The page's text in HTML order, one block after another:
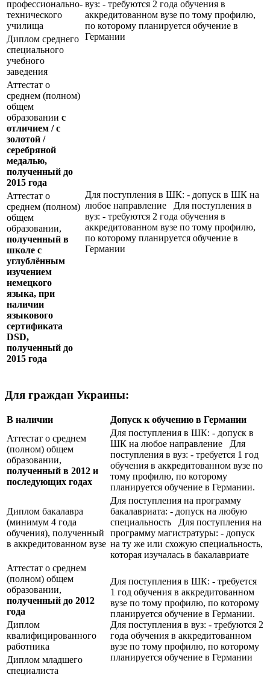
вуз: - требуются 2 года обучения в
аккредитованном вузе по тому профилю,
по которому планируется обучение в
Германии
профессионально-
технического
училища
Диплом среднего
специального
учебного
заведения
Аттестат о
среднем (полном)
общем
образовании с
отличием / с
золотой /
серебряной
медалью,
полученный до
2015 года
Для поступления в ШК: - допуск в ШК на
любое направление Для поступления в
вуз: - требуются 2 года обучения в
аккредитованном вузе по тому профилю,
по которому планируется обучение в
Германии
Аттестат о
среднем (полном)
общем
образовании,
полученный в
школе с
углублённым
изучением
немецкого
языка, при
наличии
языкового
сертификата
DSD,
полученный до
2015 года
Для граждан Украины:
В наличии
Допуск к обучению в Германии
Аттестат о среднем
(полном) общем
образовании,
полученный в 2012 и
последующих годах
Для поступления в ШК: - допуск в
ШК на любое направление Для
поступления в вуз: - требуется 1 год
обучения в аккредитованном вузе по
тому профилю, по которому
планируется обучение в Германии.
Диплом бакалавра
(минимум 4 года
обучения), полученный
в аккредитованном вузе
Для поступления на программу
бакалавриата: - допуск на любую
специальность Для поступления на
программу магистратуры: - допуск
на ту же или схожую специальность,
которая изучалась в бакалавриате
Аттестат о среднем
(полном) общем
образовании,
полученный до 2012
года
Для поступления в ШК: - требуется
1 год обучения в аккредитованном
вузе по тому профилю, по которому
планируется обучение в Германии.
Для поступления в вуз: - требуются 2
года обучения в аккредитованном
вузе по тому профилю, по которому
планируется обучение в Германии
Диплом
квалифицированного
работника
Диплом младшего
специалиста